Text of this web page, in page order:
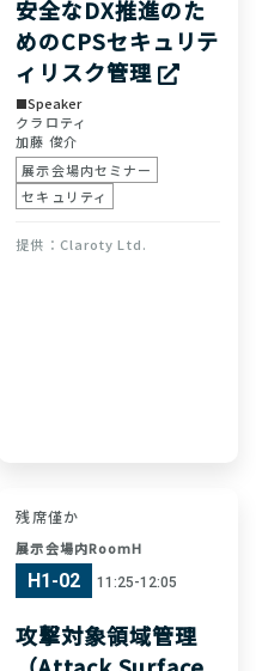
安全なDX推進のた
めのCPSセキュリテ
ィリスク管理
Speaker
クラロティ
加藤 俊介
展示会場内セミナー
セキュリティ
Claroty Ltd.
残席僅か
展示会場内RoomH
H1-02 11:25-12:05
攻撃対象領域管理